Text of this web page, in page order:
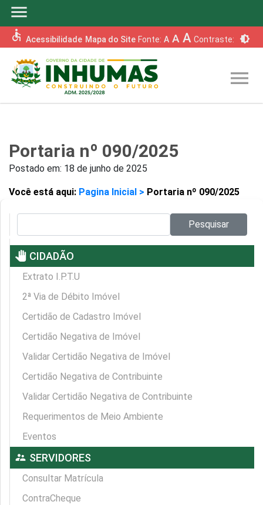
menu
accessible Acessibilidade Mapa do Site Fonte: A A A Contraste: brightness_6
menu
Portaria nº 090/2025
Postado em: 18 de junho de 2025
Você está aqui: Pagina Inicial > Portaria nº 090/2025
Pesquisar
pan_tool CIDADÃO
Extrato I.P.T.U
2ª Via de Débito Imóvel
Certidão de Cadastro Imóvel
Certidão Negativa de Imóvel
Validar Certidão Negativa de Imóvel
Certidão Negativa de Contribuinte
Validar Certidão Negativa de Contribuinte
Requerimentos de Meio Ambiente
Eventos
supervisor_account SERVIDORES
Consultar Matrícula
ContraCheque